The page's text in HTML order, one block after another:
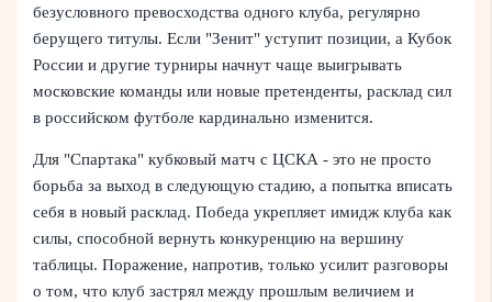
безусловного превосходства одного клуба, регулярно
берущего титулы. Если "Зенит" уступит позиции, а Кубок
России и другие турниры начнут чаще выигрывать
московские команды или новые претенденты, расклад сил
в российском футболе кардинально изменится.
Для "Спартака" кубковый матч с ЦСКА - это не просто
борьба за выход в следующую стадию, а попытка вписать
себя в новый расклад. Победа укрепляет имидж клуба как
силы, способной вернуть конкуренцию на вершину
таблицы. Поражение, напротив, только усилит разговоры
о том, что клуб застрял между прошлым величием и